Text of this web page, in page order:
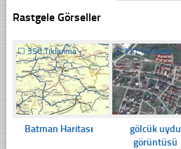
Rastgele Görseller
☐ 350 Tıklanma
Batman Haritası
☐311 Tıklanma
gölcük uydu
görüntüsü